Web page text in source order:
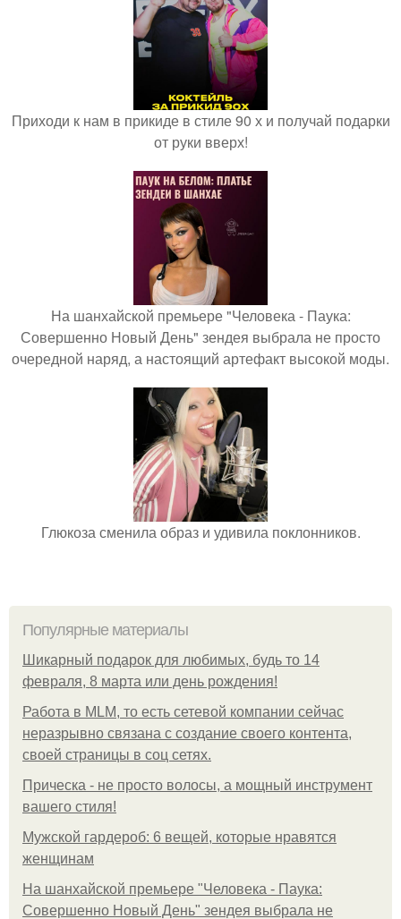
Приходи к нам в прикиде в стиле 90 х и получай подарки
от руки вверх!
На шанхайской премьере "Человека - Паука:
Совершенно Новый День" зендея выбрала не просто
очередной наряд, а настоящий артефакт высокой моды.
Глюкоза сменила образ и удивила поклонников.
Популярные материалы
Шикарный подарок для любимых, будь то 14
февраля, 8 марта или день рождения!
Работа в MLM, то есть сетевой компании сейчас
неразрывно связана с создание своего контента,
своей страницы в соц сетях.
Прическа - не просто волосы, а мощный инструмент
вашего стиля!
Мужской гардероб: 6 вещей, которые нравятся
женщинам
На шанхайской премьере "Человека - Паука:
Совершенно Новый День" зендея выбрала не